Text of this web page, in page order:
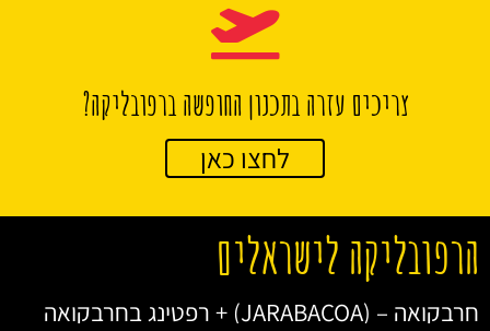
צריכים עזרה בתכנון החופשה ברפובליקה?
לחצו כאן
הרפובליקה לישראלים
חרבקואה – (JARABACOA) + רפטינג בחרבקואה